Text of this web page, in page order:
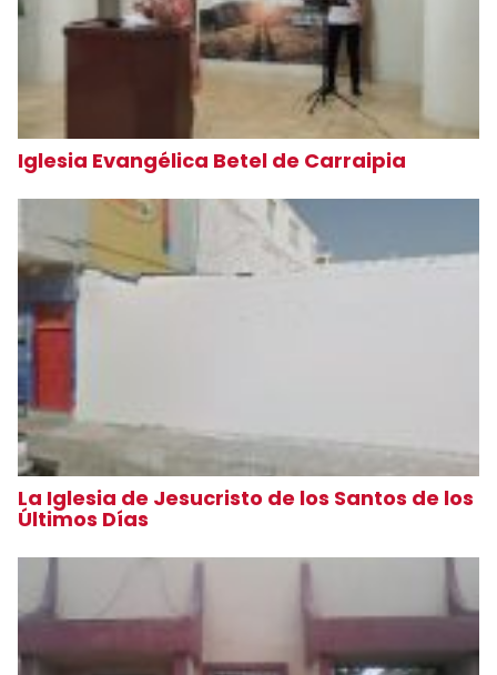
Iglesia Evangélica Betel de Carraipia
La Iglesia de Jesucristo de los Santos de los
Últimos Días